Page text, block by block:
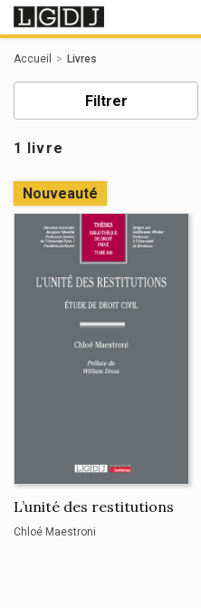
Accueil Livres
Filtrer
1 livre
L’unité des restitutions
Chloé Maestroni
Nouveauté
Panneau de gestion des cookies